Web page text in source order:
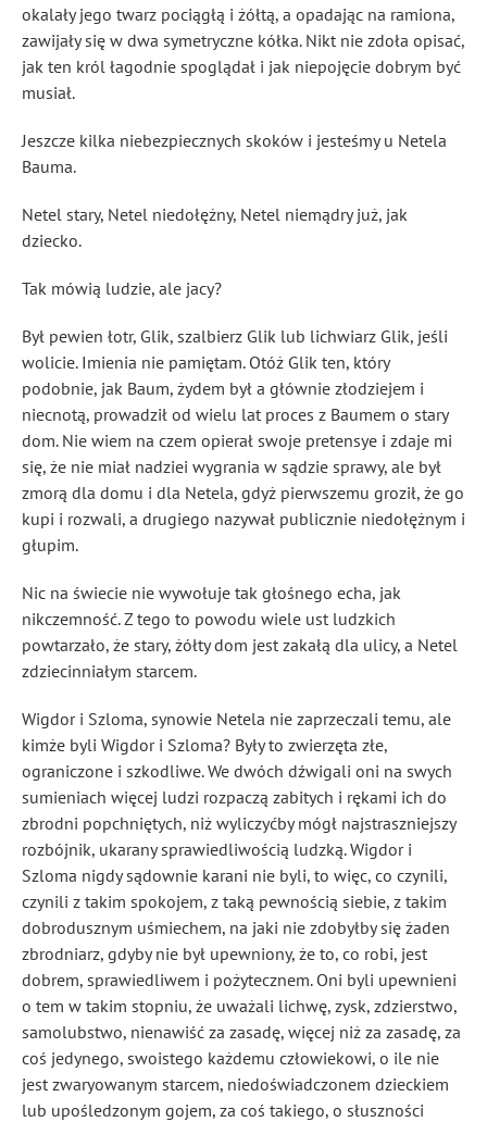
okalały jego twarz pociągłą i żółtą, a opadając na ramiona,
zawijały się w dwa symetryczne kółka. Nikt nie zdoła opisać,
jak ten król łagodnie spoglądał i jak niepojęcie dobrym być
musiał.
Jeszcze kilka niebezpiecznych skoków i jesteśmy u Netela
Bauma.
Netel stary, Netel niedołężny, Netel niemądry już, jak
dziecko.
Tak mówią ludzie, ale jacy?
Był pewien łotr, Glik, szalbierz Glik lub lichwiarz Glik, jeśli
wolicie. Imienia nie pamiętam. Otóż Glik ten, który
podobnie, jak Baum, żydem był a głównie złodziejem i
niecnotą, prowadził od wielu lat proces z Baumem o stary
dom. Nie wiem na czem opierał swoje pretensye i zdaje mi
się, że nie miał nadziei wygrania w sądzie sprawy, ale był
zmorą dla domu i dla Netela, gdyż pierwszemu groził, że go
kupi i rozwali, a drugiego nazywał publicznie niedołężnym i
głupim.
Nic na świecie nie wywołuje tak głośnego echa, jak
nikczemność. Z tego to powodu wiele ust ludzkich
powtarzało, że stary, żółty dom jest zakałą dla ulicy, a Netel
zdziecinniałym starcem.
Wigdor i Szloma, synowie Netela nie zaprzeczali temu, ale
kimże byli Wigdor i Szloma? Były to zwierzęta złe,
ograniczone i szkodliwe. We dwóch dźwigali oni na swych
sumieniach więcej ludzi rozpaczą zabitych i rękami ich do
zbrodni popchniętych, niż wyliczyćby mógł najstraszniejszy
rozbójnik, ukarany sprawiedliwością ludzką. Wigdor i
Szloma nigdy sądownie karani nie byli, to więc, co czynili,
czynili z takim spokojem, z taką pewnością siebie, z takim
dobrodusznym uśmiechem, na jaki nie zdobyłby się żaden
zbrodniarz, gdyby nie był upewniony, że to, co robi, jest
dobrem, sprawiedliwem i pożytecznem. Oni byli upewnieni
o tem w takim stopniu, że uważali lichwę, zysk, zdzierstwo,
samolubstwo, nienawiść za zasadę, więcej niż za zasadę, za
coś jedynego, swoistego każdemu człowiekowi, o ile nie
jest zwaryowanym starcem, niedoświadczonem dzieckiem
lub upośledzonym gojem, za coś takiego, o słuszności